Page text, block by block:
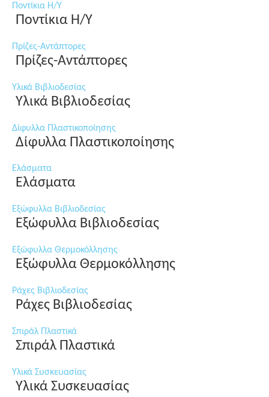
Ποντίκια Η/Υ
Ποντίκια Η/Υ
Πρίζες-Αντάπτορες
Πρίζες-Αντάπτορες
Υλικά Βιβλιοδεσίας
Υλικά Βιβλιοδεσίας
Δίφυλλα Πλαστικοποίησης
Δίφυλλα Πλαστικοποίησης
Ελάσματα
Ελάσματα
Εξώφυλλα Βιβλιοδεσίας
Εξώφυλλα Βιβλιοδεσίας
Εξώφυλλα Θερμοκόλλησης
Εξώφυλλα Θερμοκόλλησης
Ράχες Βιβλιοδεσίας
Ράχες Βιβλιοδεσίας
Σπιράλ Πλαστικά
Σπιράλ Πλαστικά
Υλικά Συσκευασίας
Υλικά Συσκευασίας